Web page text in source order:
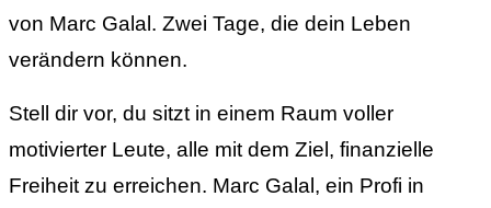
von Marc Galal. Zwei Tage, die dein Leben
verändern können.
Stell dir vor, du sitzt in einem Raum voller
motivierter Leute, alle mit dem Ziel, finanzielle
Freiheit zu erreichen. Marc Galal, ein Profi in